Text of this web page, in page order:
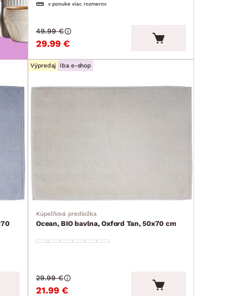
v ponuke viac rozmerov
29.99 €
49.99 €
Výpredaj Iba e-shop
Kúpeľňová predložka
Ocean, BIO bavlna, Oxford Tan, 50x70 cm
21.99 €
29.99 €